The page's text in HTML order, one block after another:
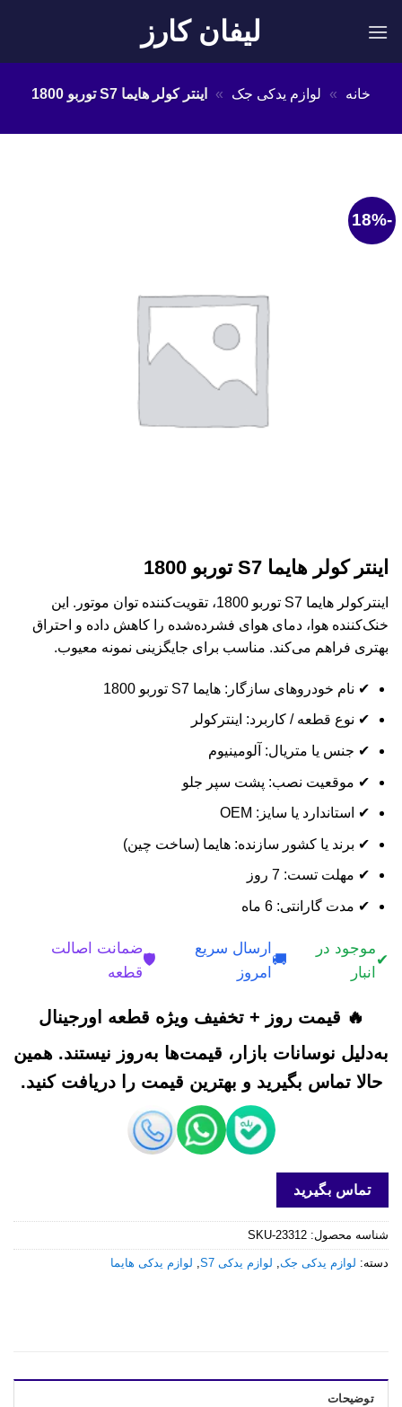
لیفان کارز
خانه » لوازم یدکی جک » اینتر کولر هایما S7 توربو 1800
-18%
اینتر کولر هایما S7 توربو 1800
اینترکولر هایما S7 توربو 1800، تقویت‌کننده توان موتور. این
خنک‌کننده هوا، دمای هوای فشرده‌شده را کاهش داده و احتراق
بهتری فراهم می‌کند. مناسب برای جایگزینی نمونه معیوب.
✔ نام خودروهای سازگار: هایما S7 توربو 1800
✔ نوع قطعه / کاربرد: اینترکولر
✔ جنس یا متریال: آلومینیوم
✔ موقعیت نصب: پشت سپر جلو
✔ استاندارد یا سایز: OEM
✔ برند یا کشور سازنده: هایما (ساخت چین)
✔ مهلت تست: 7 روز
✔ مدت گارانتی: 6 ماه
✔
موجود در
انبار
🚚
ارسال سریع
امروز
🛡️
ضمانت اصالت
قطعه
🔥 قیمت روز + تخفیف ویژه قطعه اورجینال
به‌دلیل نوسانات بازار، قیمت‌ها به‌روز نیستند. همین
حالا تماس بگیرید و بهترین قیمت را دریافت کنید.
تماس بگیرید
شناسه محصول: SKU-23312
دسته: لوازم یدکی جک, لوازم یدکی S7 , لوازم یدکی هایما
توضیحات